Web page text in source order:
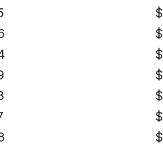
$
$
$
$
$
$
$